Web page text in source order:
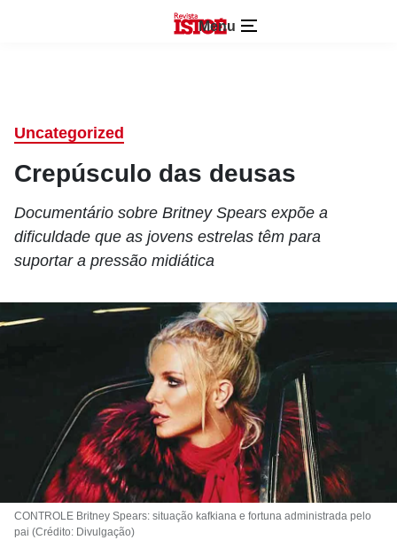
Menu
Uncategorized
Crepúsculo das deusas
Documentário sobre Britney Spears expõe a
dificuldade que as jovens estrelas têm para
suportar a pressão midiática
CONTROLE Britney Spears: situação kafkiana e fortuna administrada pelo
pai (Crédito: Divulgação)